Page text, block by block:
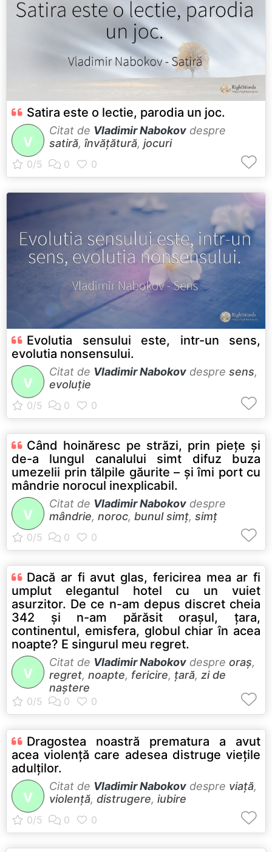
Satira este o lectie, parodia un joc.
V
Citat de Vladimir Nabokov despre
satiră, învățătură, jocuri
Evolutia sensului este, intr-un sens,
evolutia nonsensului.
V
Citat de Vladimir Nabokov despre sens,
evoluție
Când hoinăresc pe străzi, prin pieţe şi
de-a lungul canalului simt difuz buza
umezelii prin tălpile găurite – şi îmi port cu
mândrie norocul inexplicabil.
V
Citat de Vladimir Nabokov despre
mândrie, noroc, bunul simț, simț
Dacă ar fi avut glas, fericirea mea ar fi
umplut elegantul hotel cu un vuiet
asurzitor. De ce n-am depus discret cheia
342 şi n-am părăsit oraşul, ţara,
continentul, emisfera, globul chiar în acea
noapte? E singurul meu regret.
V
Citat de Vladimir Nabokov despre oraș,
regret, noapte, fericire, țară, zi de
naștere
Dragostea noastră prematura a avut
acea violenţă care adesea distruge vieţile
adulţilor.
V
Citat de Vladimir Nabokov despre viață,
violență, distrugere, iubire